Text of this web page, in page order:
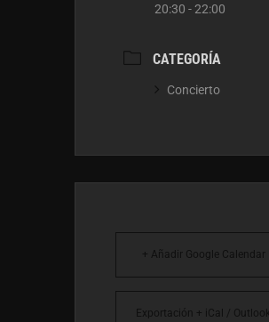
20:30 - 22:00
CATEGORÍA
Concierto
+ Añadir Google Calendar
Exportación + iCal / Outlook